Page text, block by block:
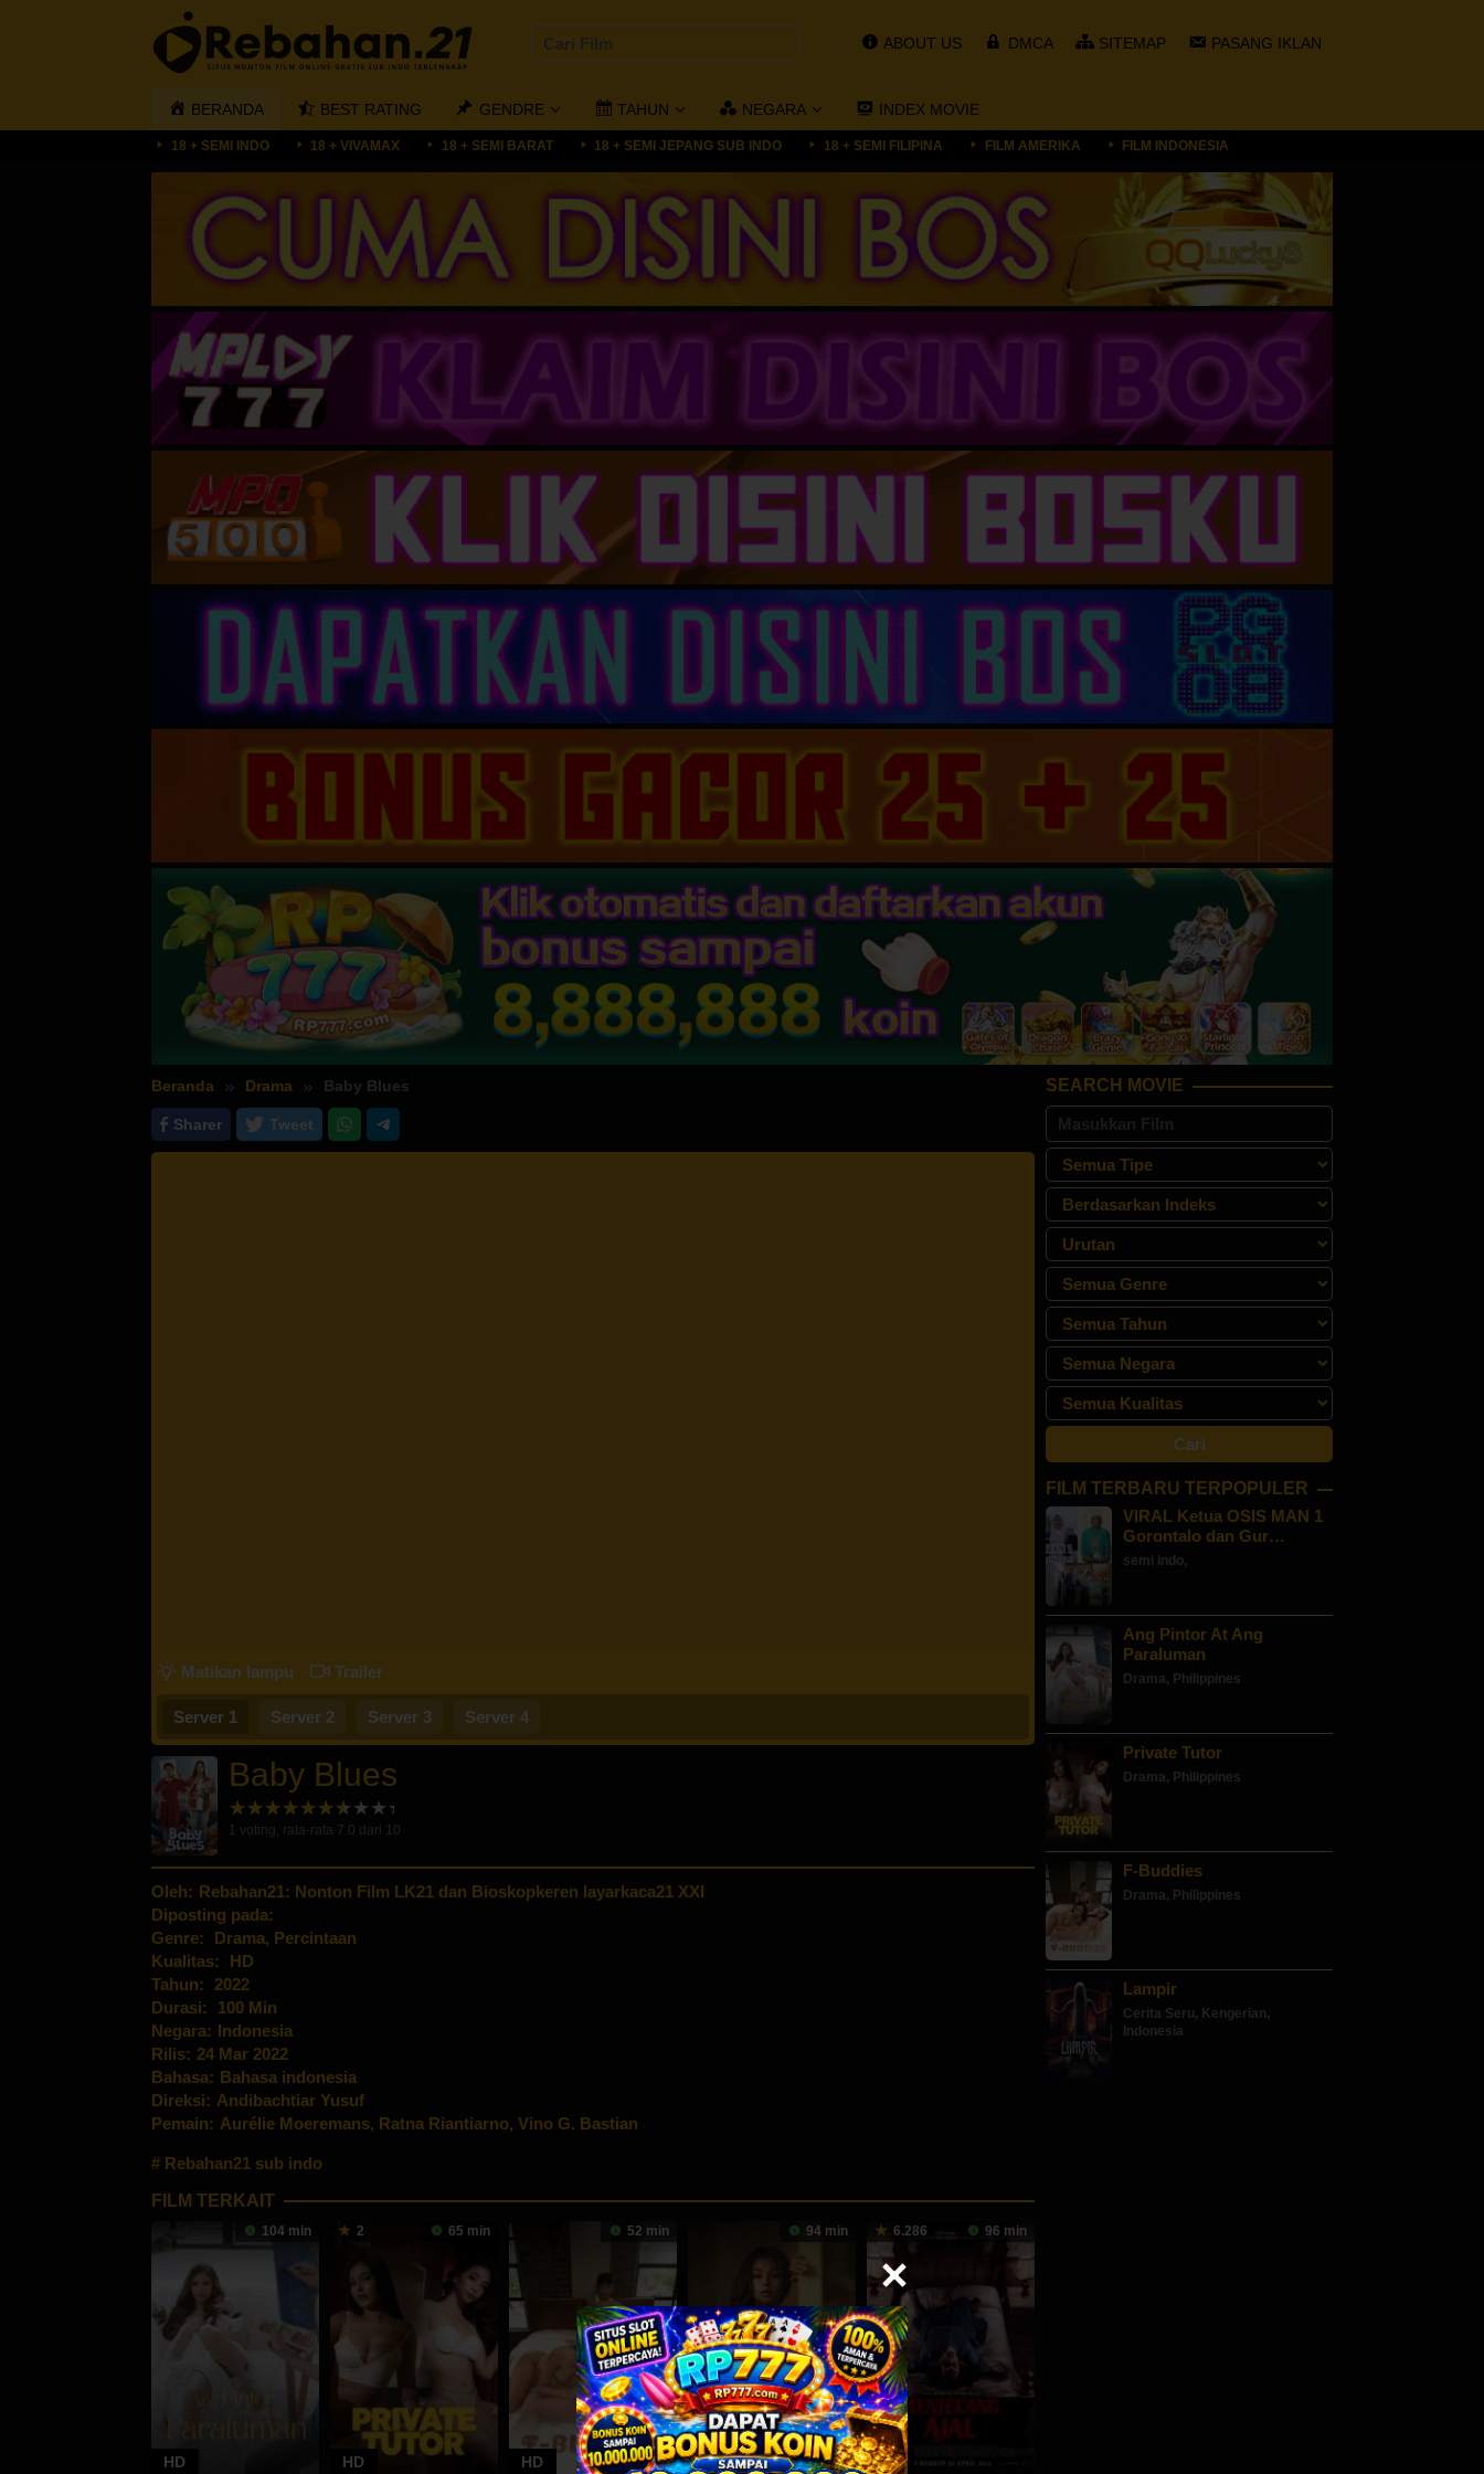
ABOUT US DMCA SITEMAP PASANG IKLAN
BERANDA BEST RATING GENDRE TAHUN NEGARA INDEX MOVIE
18 + SEMI INDO 18 + VIVAMAX 18 + SEMI BARAT 18 + SEMI JEPANG SUB INDO 18 + SEMI FILIPINA FILM AMERIKA FILM INDONESIA
Beranda Drama Baby Blues
Sharer Tweet
Matikan lampu Trailer
Server 1 Server 2 Server 3 Server 4
Baby Blues
1 voting, rata-rata 7.0 dari 10
Oleh: Rebahan21: Nonton Film LK21 dan Bioskopkeren layarkaca21 XXI
Diposting pada:
Genre:
Drama, Percintaan
Kualitas:
HD
Tahun:
2022
Durasi:
100 Min
Negara: Indonesia
Rilis: 24 Mar 2022
Bahasa: Bahasa indonesia
Direksi: Andibachtiar Yusuf
Pemain: Aurélie Moeremans, Ratna Riantiarno, Vino G. Bastian
Rebahan21 sub indo
FILM TERKAIT
104 min
HD
2 65 min
HD
52 min
HD
94 min
HD
6.286 96 min
HD
SEARCH MOVIE
FILM TERBARU TERPOPULER
VIRAL Ketua OSIS MAN 1
Gorontalo dan Gur…
semi indo,
Ang Pintor At Ang
Paraluman
Drama, Philippines
Private Tutor
Drama, Philippines
F-Buddies
Drama, Philippines
Lampir
Cerita Seru, Kengerian,
Indonesia